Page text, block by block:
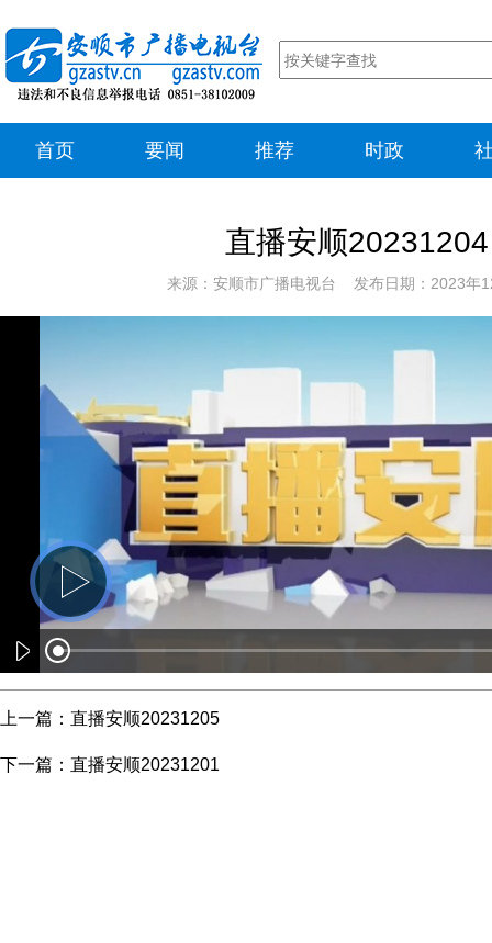
首页 要闻 推荐 时政
直播安顺20231204
来源：安顺市广播电视台 发布日期：2023年
上一篇： 直播安顺20231205
下一篇： 直播安顺20231201